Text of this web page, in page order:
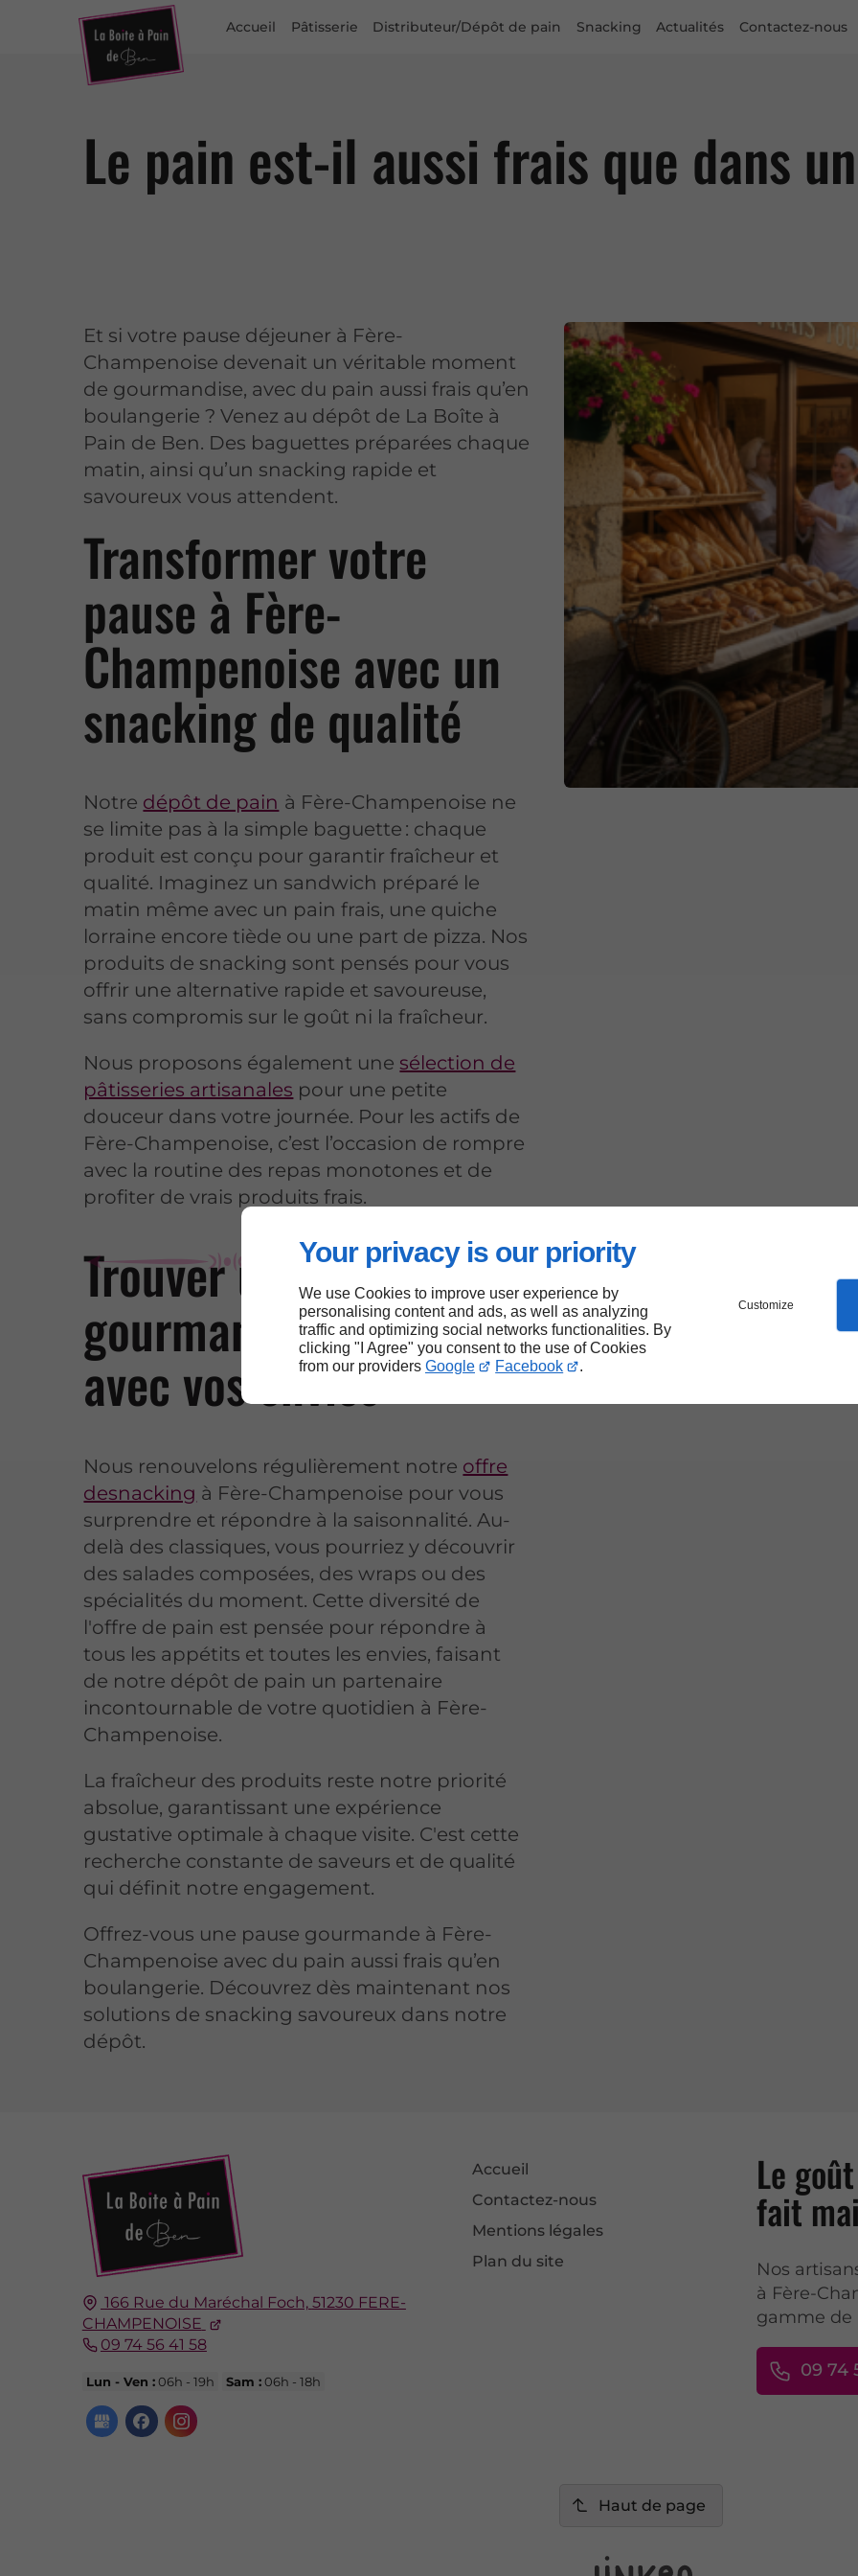
Your privacy is our priority
We use Cookies to improve user experience by
personalising content and ads, as well as analyzing
traffic and optimizing social networks functionalities. By
clicking "I Agree" you consent to the use of Cookies
from our providers Google Facebook .
Customize
Accueil Pâtisserie Distributeur/Dépôt de pain Snacking Actualités Contactez-nous
Le pain est-il aussi frais que dans
Et si votre pause déjeuner à Fère-
Champenoise devenait un véritable moment
de gourmandise, avec du pain aussi frais qu’en
boulangerie ? Venez au dépôt de La Boîte à
Pain de Ben. Des baguettes préparées chaque
matin, ainsi qu’un snacking rapide et
savoureux vous attendent.
Transformer votre
pause à Fère-
Champenoise avec un
snacking de qualité
Notre dépôt de pain à Fère-Champenoise ne
se limite pas à la simple baguette : chaque
produit est conçu pour garantir fraîcheur et
qualité. Imaginez un sandwich préparé le
matin même avec un pain frais, une quiche
lorraine encore tiède ou une part de pizza. Nos
produits de snacking sont pensés pour vous
offrir une alternative rapide et savoureuse,
sans compromis sur le goût ni la fraîcheur.
Nous proposons également unesélection de
pâtisseries artisanales pour une petite
douceur dans votre journée. Pour les actifs de
Fère-Champenoise, c’est l’occasion de rompre
avec la routine des repas monotones et de
profiter de vrais produits frais.
Trouver une offre
gourmande évoluant
avec vos envies
Nous renouvelons régulièrement notre offre
desnacking à Fère-Champenoise pour vous
surprendre et répondre à la saisonnalité. Au-
delà des classiques, vous pourriez y découvrir
des salades composées, des wraps ou des
spécialités du moment. Cette diversité de
l'offre de pain est pensée pour répondre à
tous les appétits et toutes les envies, faisant
de notre dépôt de pain un partenaire
incontournable de votre quotidien à Fère-
Champenoise.
La fraîcheur des produits reste notre priorité
absolue, garantissant une expérience
gustative optimale à chaque visite. C'est cette
recherche constante de saveurs et de qualité
qui définit notre engagement.
Offrez-vous une pause gourmande à Fère-
Champenoise avec du pain aussi frais qu’en
boulangerie. Découvrez dès maintenant nos
solutions de snacking savoureux dans notre
dépôt.
166 Rue du Maréchal Foch, 51230 FERE-
CHAMPENOISE
09 74 56 41 58
Lun - Ven :06h - 19h Sam :06h - 18h
Accueil
Contactez-nous
Mentions légales
Plan du site
Le
fait
Nos
à Fère-
gamme de
09 74
Haut de page